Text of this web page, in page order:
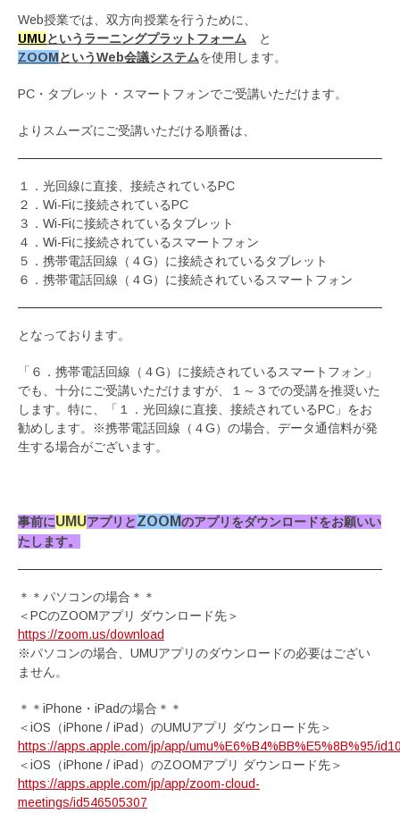
Web授業では、双方向授業を行うために、
UMUというラーニングプラットフォーム と
ZOOMというWeb会議システムを使用します。
PC・タブレット・スマートフォンでご受講いただけます。
よりスムーズにご受講いただける順番は、
１．光回線に直接、接続されているPC
２．Wi-Fiに接続されているPC
３．Wi-Fiに接続されているタブレット
４．Wi-Fiに接続されているスマートフォン
５．携帯電話回線（４G）に接続されているタブレット
６．携帯電話回線（４G）に接続されているスマートフォン
となっております。
「６．携帯電話回線（４G）に接続されているスマートフォン」
でも、十分にご受講いただけますが、１～３での受講を推奨いた
します。特に、「１．光回線に直接、接続されているPC」をお
勧めします。※携帯電話回線（４G）の場合、データ通信料が発
生する場合がございます。
事前にUMUアプリとZOOMのアプリをダウンロードをお願いい
たします。
＊＊パソコンの場合＊＊
＜PCのZOOMアプリ ダウンロード先＞
https://zoom.us/download
※パソコンの場合、UMUアプリのダウンロードの必要はござい
ません。
＊＊iPhone・iPadの場合＊＊
＜iOS（iPhone / iPad）のUMUアプリ ダウンロード先＞
https://apps.apple.com/jp/app/umu%E6%B4%BB%E5%8B%95/
＜iOS（iPhone / iPad）のZOOMアプリ ダウンロード先＞
https://apps.apple.com/jp/app/zoom-cloud-
meetings/id546505307